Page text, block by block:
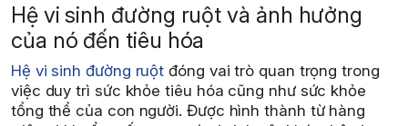
Hệ vi sinh đường ruột và ảnh hưởng
của nó đến tiêu hóa
Hệ vi sinh đường ruột đóng vai trò quan trọng trong
việc duy trì sức khỏe tiêu hóa cũng như sức khỏe
tổng thể của con người. Được hình thành từ hàng